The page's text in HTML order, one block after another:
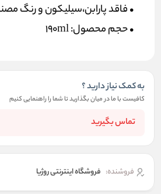
• فاقد پارابن،سیلیکون و رنگ
• حجم محصول: 190ml
به کمک نیاز دارید ؟
کافیست با ما در میان بگذارید تا شما را راهنمایی کنیم
تماس بگیرید
فروشنده: فروشگاه اینترنتی روژیا